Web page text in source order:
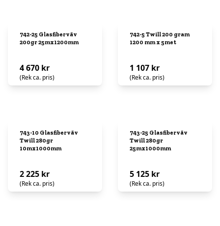
742-25 Glasfiberväv
200gr 25mx1200mm
4 670 kr
(Rek ca. pris)
742-5 Twill 200 gram
1200 mm x 5met
1 107 kr
(Rek ca. pris)
743-10 Glasfiberväv
Twill 280gr
10mx1000mm
2 225 kr
(Rek ca. pris)
743-25 Glasfiberväv
Twill 280gr
25mx1000mm
5 125 kr
(Rek ca. pris)